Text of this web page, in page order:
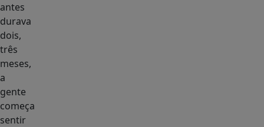
antes
durava
dois,
três
meses,
a
gente
começa
sentir